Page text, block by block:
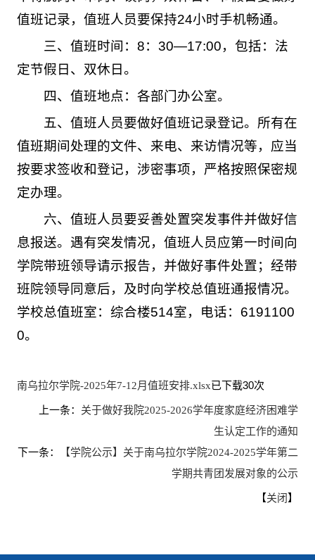
值班记录，值班人员要保持24小时手机畅通。
三、值班时间：8：30—17:00，包括：法
定节假日、双休日。
四、值班地点：各部门办公室。
五、值班人员要做好值班记录登记。所有在
值班期间处理的文件、来电、来访情况等，应当
按要求签收和登记，涉密事项，严格按照保密规
定办理。
六、值班人员要妥善处置突发事件并做好信
息报送。遇有突发情况，值班人员应第一时间向
学院带班领导请示报告，并做好事件处置；经带
班院领导同意后，及时向学校总值班通报情况。
学校总值班室：综合楼514室，电话：6191100
0。
南乌拉尔学院-2025年7-12月值班安排.xlsx已下载30次
上一条：
关于做好我院2025-2026学年度家庭经济困难学
生认定工作的通知
下一条：
【学院公示】关于南乌拉尔学院2024-2025学年第二
学期共青团发展对象的公示
【关闭 】